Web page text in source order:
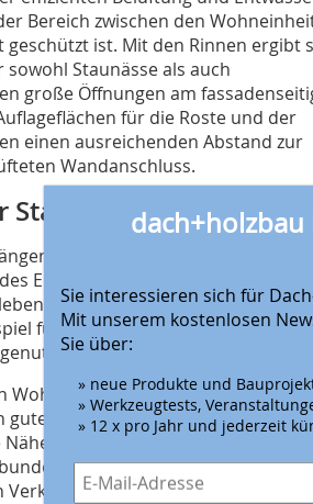
Bereich zwischen den
ist. Mit den Rinnen ergibt
Staunässe als auch
große Öffnungen am
für die Roste und der
einen ausreichenden Abstand zur
Wandanschluss.
kleine Grünflächen zwischen
Einkaufszentrums Kronen in
Quartier mitten in der
für die Nutzung von Dachflächen
bleiben würden.
Wohnungen in den
guter Ausblick über die Dächer der
zur U-Bahn-Station Vanløse sind
Innerhalb von 15 Minuten
zum Kopenhagener
dach+holzbau
Sie interessieren sich für
Mit unserem kostenlosen
Sie über:
» neue Produkte und
» Werkzeugtests,
» 12 x pro Jahr und jederzeit